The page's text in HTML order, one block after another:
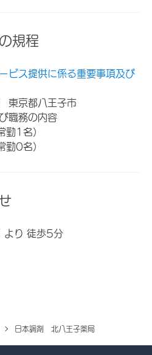
規程
ビス提供に係る重要事項及び
東京都八王子市
職務の内容
1名）
0名）
より 徒歩5分
日本調剤 北八王子薬局